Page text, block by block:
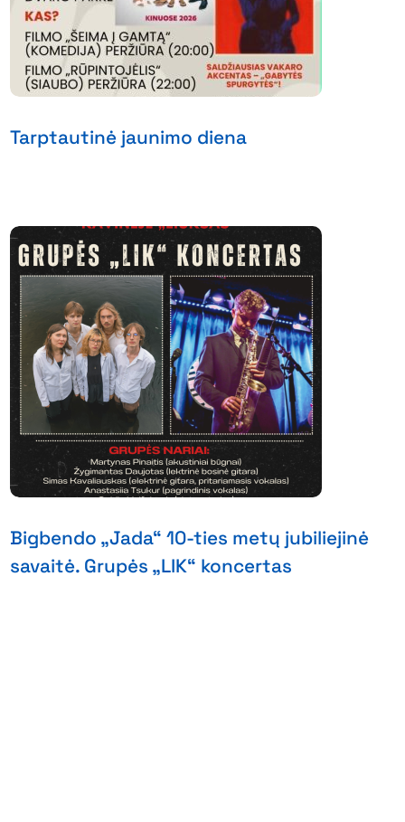
Tarptautinė jaunimo diena
Bigbendo „Jada“ 10-ties metų jubiliejinė
savaitė. Grupės „LIK“ koncertas